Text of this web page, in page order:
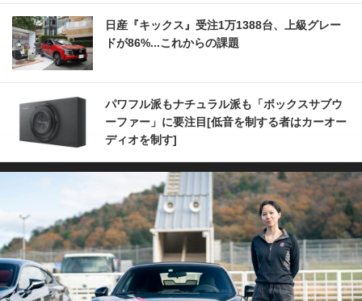
日産『キックス』受注1万1388台、上級グレー
ドが86%...これからの課題
パワフル派もナチュラル派も「ボックスサブウ
ーファー」に要注目[低音を制する者はカーオー
ディオを制す]